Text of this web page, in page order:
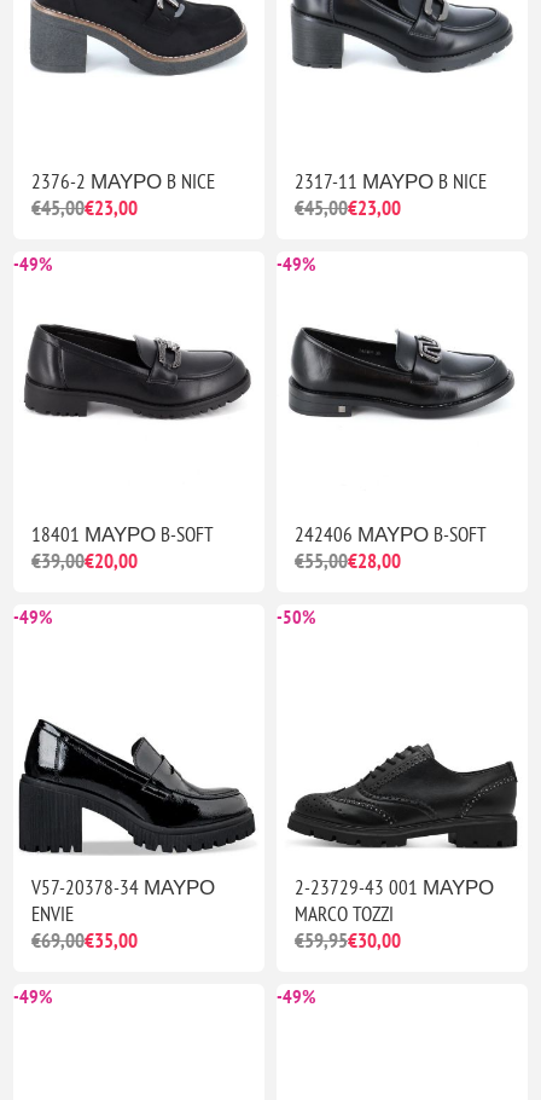
2376-2 ΜΑΥΡΟ B NICE
€45,00€23,00
2317-11 ΜΑΥΡΟ B NICE
€45,00€23,00
-49%
18401 ΜΑΥΡΟ B-SOFT
€39,00€20,00
-49%
242406 ΜΑΥΡΟ B-SOFT
€55,00€28,00
-49%
V57-20378-34 ΜΑΥΡΟ
ENVIE
€69,00€35,00
-50%
2-23729-43 001 ΜΑΥΡΟ
MARCO TOZZI
€59,95€30,00
-49% -49%